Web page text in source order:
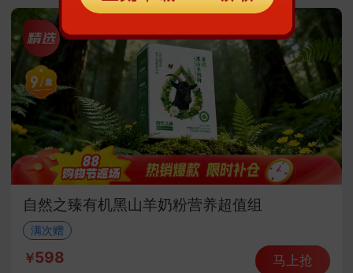
自然之臻有机黑山羊奶粉营养超值组
满次赠
598 马上抢